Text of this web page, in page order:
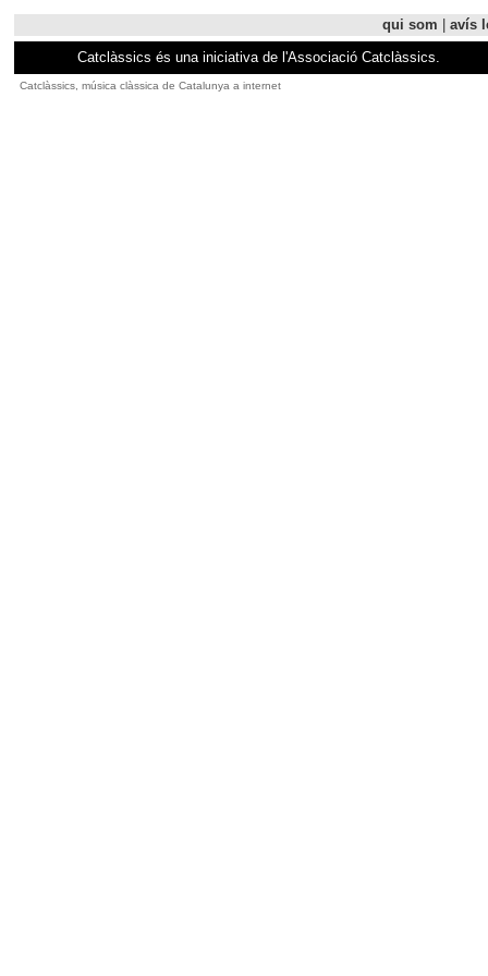
qui som
avís
Catclàssics és una iniciativa de l'Associació Catclàssics.
Catclàssics, música clàssica de Catalunya a internet